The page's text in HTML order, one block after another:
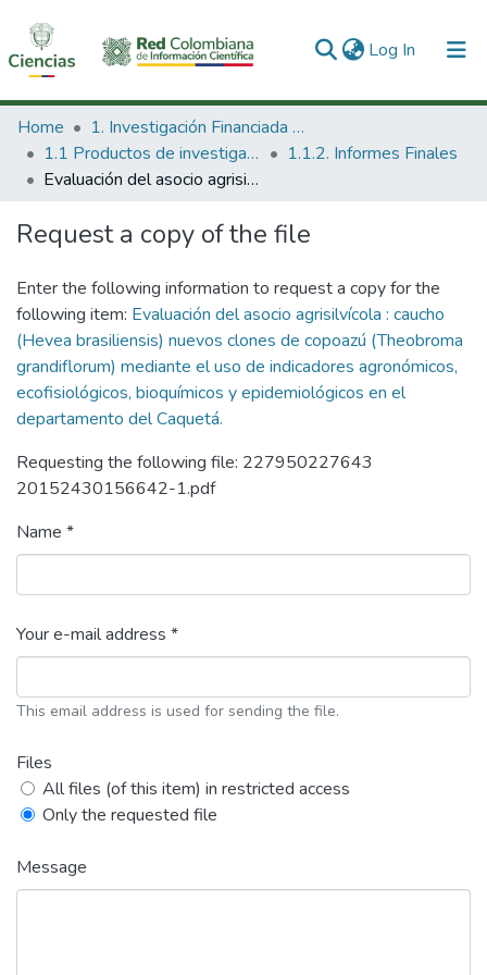
Log In (current)
Communities & Collections
All of DSpace
Home
1. Investigación Financiada con Recursos Públicos
1.1 Productos de investigación
1.1.2. Informes Finales
Evaluación del asocio agrisilvícola : caucho (Hevea brasiliensis) nuevos clones de copoazú (Theobroma grandiflorum) mediante el uso de indicadores agronómicos, ecofisiológicos, bioquímicos y epidemiológicos en el departamento del Caquetá.
Request a copy of the file
Enter the following information to request a copy for the
following item: Evaluación del asocio agrisilvícola : caucho
(Hevea brasiliensis) nuevos clones de copoazú (Theobroma
grandiflorum) mediante el uso de indicadores agronómicos,
ecofisiológicos, bioquímicos y epidemiológicos en el
departamento del Caquetá.
Requesting the following file: 227950227643
20152430156642-1.pdf
Name *
Your e-mail address *
This email address is used for sending the file.
Files
All files (of this item) in restricted access
Only the requested file
Message